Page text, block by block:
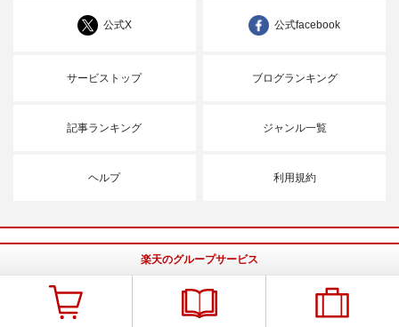
公式X 公式facebook
サービストップ ブログランキング
記事ランキング ジャンル一覧
ヘルプ 利用規約
楽天のグループサービス